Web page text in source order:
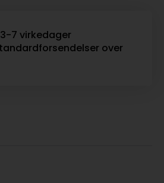
7 virkedager
over